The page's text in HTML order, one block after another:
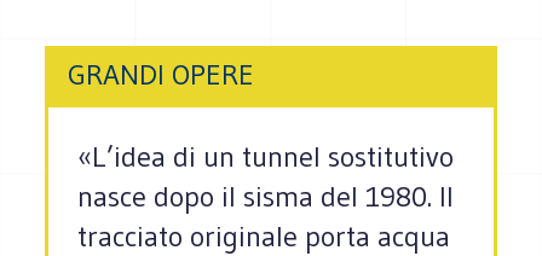
GRANDI OPERE
«L’idea di un tunnel sostitutivo
nasce dopo il sisma del 1980. Il
tracciato originale porta acqua